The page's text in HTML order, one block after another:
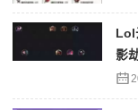
Lol
影